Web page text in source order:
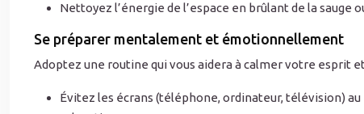
Nettoyez l’énergie de l’espace en brûlant de la sauge
Se préparer mentalement et émotionnellement
Adoptez une routine qui vous aidera à calmer votre esprit
Évitez les écrans (téléphone, ordinateur, télévision)